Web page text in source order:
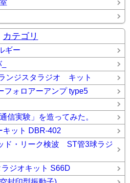
カテゴリ
ギー
ンジスタラジオ キット
ォロアーアンプ type5
信実験」を造ってみた。
キット DBR-402
ド・リーク検波 ST管3球ラジ
ジオキット S66D